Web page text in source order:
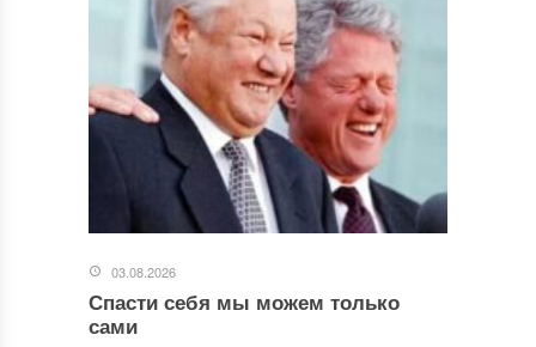
03.08.2026
Спасти себя мы можем только
сами